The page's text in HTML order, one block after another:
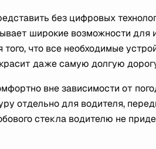
без цифровых
широкие возможности для
что все необходимые
даже самую долгую
вне зависимости от
отдельно для водителя,
стекла водителю не